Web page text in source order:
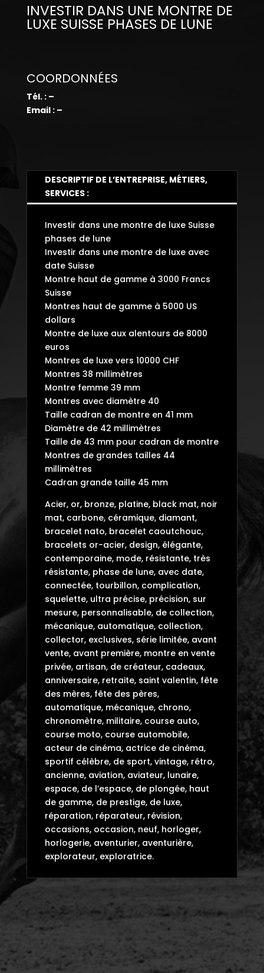
INVESTIR DANS UNE MONTRE DE
LUXE SUISSE PHASES DE LUNE
COORDONNÉES
Tél. : –
Email : –
DESCRIPTIF DE L’ENTREPRISE, MÉTIERS,
SERVICES :
Investir dans une montre de luxe Suisse
phases de lune
Investir dans une montre de luxe avec
date Suisse
Montre haut de gamme à 3000 Francs
Suisse
Montres haut de gamme à 5000 US
dollars
Montre de luxe aux alentours de 8000
euros
Montres de luxe vers 10000 CHF
Montres 38 millimètres
Montre femme 39 mm
Montres avec diamètre 40
Taille cadran de montre en 41 mm
Diamètre de 42 millimètres
Taille de 43 mm pour cadran de montre
Montres de grandes tailles 44
millimètres
Cadran grande taille 45 mm
Acier, or, bronze, platine, black mat, noir
mat, carbone, céramique, diamant,
bracelet nato, bracelet caoutchouc,
bracelets or-acier, design, élégante,
contemporaine, mode, résistante, très
résistante, phase de lune, avec date,
connectée, tourbillon, complication,
squelette, ultra précise, précision, sur
mesure, personnalisable, de collection,
mécanique, automatique, collection,
collector, exclusives, série limitée, avant
vente, avant première, montre en vente
privée, artisan, de créateur, cadeaux,
anniversaire, retraite, saint valentin, fête
des mères, fête des pères,
automatique, mécanique, chrono,
chronomètre, militaire, course auto,
course moto, course automobile,
acteur de cinéma, actrice de cinéma,
sportif célèbre, de sport, vintage, rétro,
ancienne, aviation, aviateur, lunaire,
espace, de l’espace, de plongée, haut
de gamme, de prestige, de luxe,
réparation, réparateur, révision,
occasions, occasion, neuf, horloger,
horlogerie, aventurier, aventurière,
explorateur, exploratrice.